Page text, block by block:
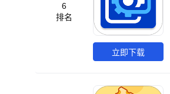
6
排名
立即下载